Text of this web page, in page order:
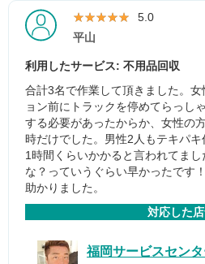
★★★★★
★★★★★ 5.0
平山
利用したサービス: 不用品回収
合計3名で作業して頂きました。
ョン前にトラックを停めてらっし
する必要があったからか、女性の
時だけでした。男性2人もテキパ
1時間くらいかかると言われてま
な？っていうぐらい早かったです
助かりました。
対応した
福岡サービスセン